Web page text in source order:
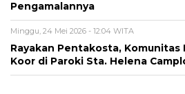
Pengamalannya
Minggu, 24 Mei 2026 - 12:04 WITA
Rayakan Pentakosta, Komunitas
Koor di Paroki Sta. Helena